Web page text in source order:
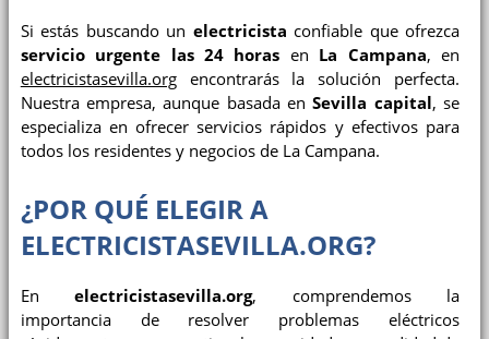
Si estás buscando un electricista confiable que ofrezca
servicio urgente las 24 horas en La Campana, en
electricistasevilla.orgencontrarás la solución perfecta.
Nuestra empresa, aunque basada enSevilla capital, se
especializa en ofrecer servicios rápidos y efectivos para
todos los residentes y negocios de La Campana.
¿POR QUÉ ELEGIR A
ELECTRICISTASEVILLA.ORG?
Enelectricistasevilla.org, comprendemos la
importancia de resolver problemas eléctricos